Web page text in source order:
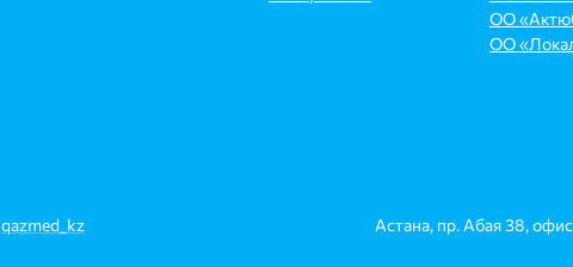
qazmed_kz Астана, пр. Абая 38,